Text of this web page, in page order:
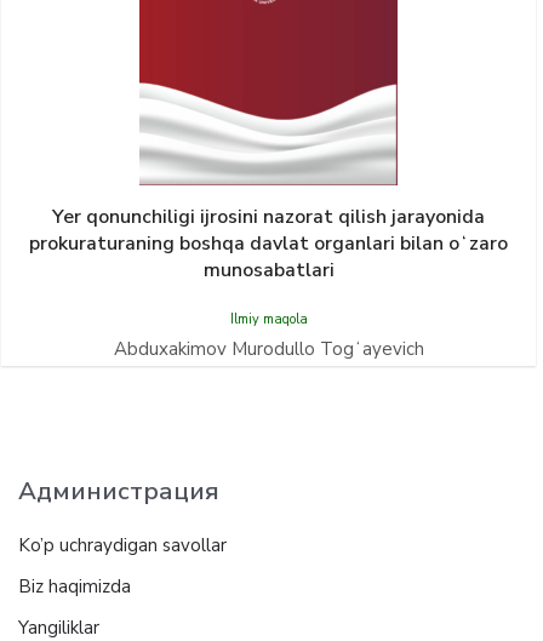
Yer qonunсhiligi ijrosini nazorat qilish jarayonida
prokuraturaning boshqa davlat organlari bilan oʻzaro
munosabatlari
Ilmiy maqola
Abduxakimov Murodullo Togʻayevich
Администрация
Ko’p uchraydigan savollar
Biz haqimizda
Yangiliklar